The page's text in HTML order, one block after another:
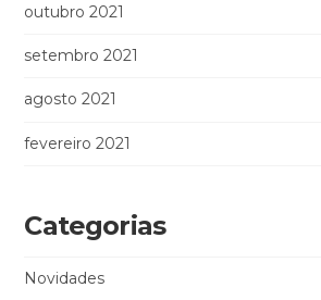
outubro 2021
setembro 2021
agosto 2021
fevereiro 2021
Categorias
Novidades